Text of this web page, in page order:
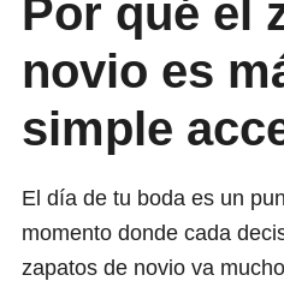
Por qué el
novio es
simple
El día de tu boda es un
momento donde cada
zapatos de novio va